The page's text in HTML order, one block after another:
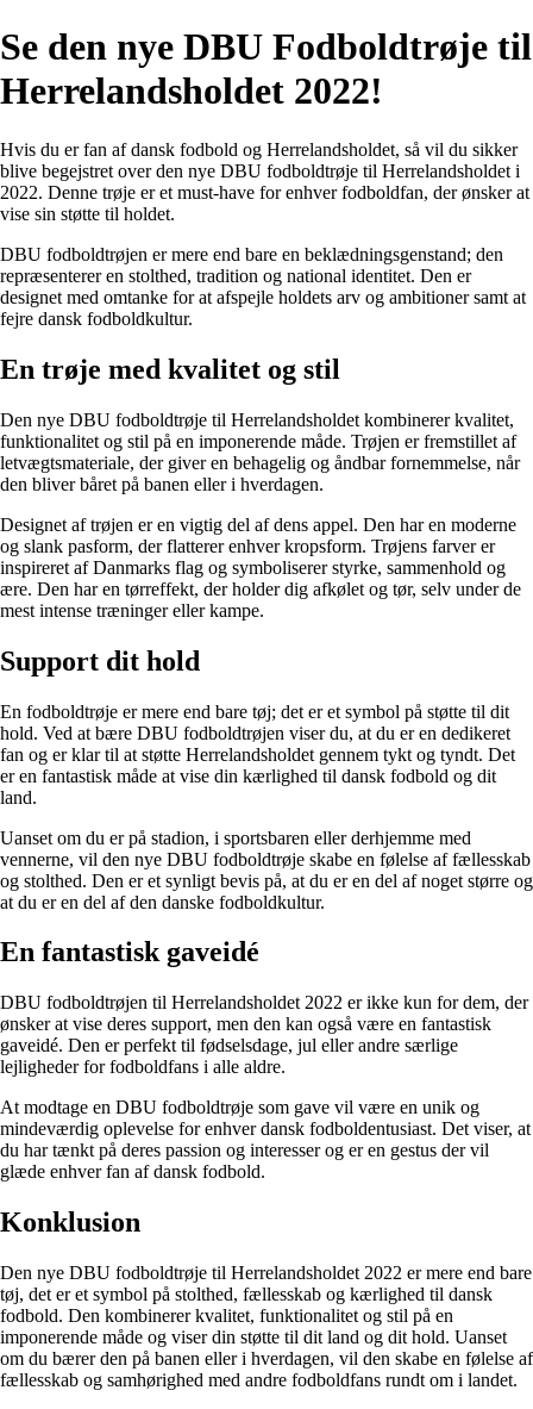
Se den nye DBU Fodboldtrøje til
Herrelandsholdet 2022!
Hvis du er fan af dansk fodbold og Herrelandsholdet, så vil du sikker
blive begejstret over den nye DBU fodboldtrøje til Herrelandsholdet i
2022. Denne trøje er et must-have for enhver fodboldfan, der ønsker at
vise sin støtte til holdet.
DBU fodboldtrøjen er mere end bare en beklædningsgenstand; den
repræsenterer en stolthed, tradition og national identitet. Den er
designet med omtanke for at afspejle holdets arv og ambitioner samt at
fejre dansk fodboldkultur.
En trøje med kvalitet og stil
Den nye DBU fodboldtrøje til Herrelandsholdet kombinerer kvalitet,
funktionalitet og stil på en imponerende måde. Trøjen er fremstillet af
letvægtsmateriale, der giver en behagelig og åndbar fornemmelse, når
den bliver båret på banen eller i hverdagen.
Designet af trøjen er en vigtig del af dens appel. Den har en moderne
og slank pasform, der flatterer enhver kropsform. Trøjens farver er
inspireret af Danmarks flag og symboliserer styrke, sammenhold og
ære. Den har en tørreffekt, der holder dig afkølet og tør, selv under de
mest intense træninger eller kampe.
Support dit hold
En fodboldtrøje er mere end bare tøj; det er et symbol på støtte til dit
hold. Ved at bære DBU fodboldtrøjen viser du, at du er en dedikeret
fan og er klar til at støtte Herrelandsholdet gennem tykt og tyndt. Det
er en fantastisk måde at vise din kærlighed til dansk fodbold og dit
land.
Uanset om du er på stadion, i sportsbaren eller derhjemme med
vennerne, vil den nye DBU fodboldtrøje skabe en følelse af fællesskab
og stolthed. Den er et synligt bevis på, at du er en del af noget større og
at du er en del af den danske fodboldkultur.
En fantastisk gaveidé
DBU fodboldtrøjen til Herrelandsholdet 2022 er ikke kun for dem, der
ønsker at vise deres support, men den kan også være en fantastisk
gaveidé. Den er perfekt til fødselsdage, jul eller andre særlige
lejligheder for fodboldfans i alle aldre.
At modtage en DBU fodboldtrøje som gave vil være en unik og
mindeværdig oplevelse for enhver dansk fodboldentusiast. Det viser, at
du har tænkt på deres passion og interesser og er en gestus der vil
glæde enhver fan af dansk fodbold.
Konklusion
Den nye DBU fodboldtrøje til Herrelandsholdet 2022 er mere end bare
tøj, det er et symbol på stolthed, fællesskab og kærlighed til dansk
fodbold. Den kombinerer kvalitet, funktionalitet og stil på en
imponerende måde og viser din støtte til dit land og dit hold. Uanset
om du bærer den på banen eller i hverdagen, vil den skabe en følelse af
fællesskab og samhørighed med andre fodboldfans rundt om i landet.